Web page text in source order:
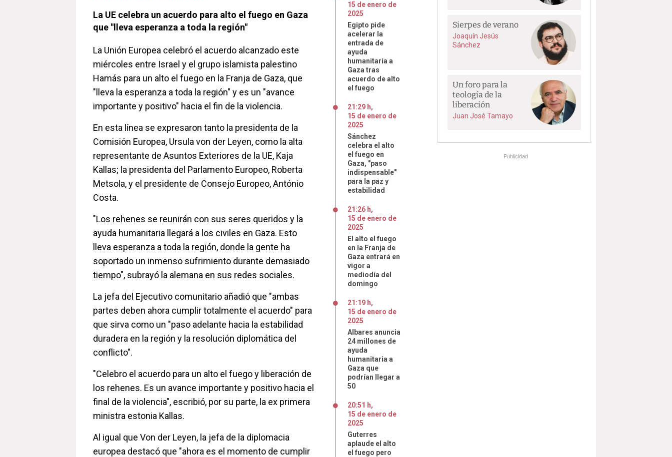
La UE celebra un acuerdo para alto el fuego en Gaza
que "lleva esperanza a toda la región"
La Unión Europea celebró el acuerdo alcanzado este
miércoles entre Israel y el grupo islamista palestino
Hamás para un alto el fuego en la Franja de Gaza, que
"lleva la esperanza a toda la región" y es un "avance
importante y positivo" hacia el fin de la violencia.
En esta línea se expresaron tanto la presidenta de la
Comisión Europea, Ursula von der Leyen, como la alta
representante de Asuntos Exteriores de la UE, Kaja
Kallas; la presidenta del Parlamento Europeo, Roberta
Metsola, y el presidente de Consejo Europeo, António
Costa.
"Los rehenes se reunirán con sus seres queridos y la
ayuda humanitaria llegará a los civiles en Gaza. Esto
lleva esperanza a toda la región, donde la gente ha
soportado un inmenso sufrimiento durante demasiado
tiempo", subrayó la alemana en sus redes sociales.
La jefa del Ejecutivo comunitario añadió que "ambas
partes deben ahora cumplir totalmente el acuerdo" para
que sirva como un "paso adelante hacia la estabilidad
duradera en la región y la resolución diplomática del
conflicto".
"Celebro el acuerdo para un alto el fuego y liberación de
los rehenes. Es un avance importante y positivo hacia el
final de la violencia", escribió, por su parte, la ex primera
ministra estonia Kallas.
Al igual que Von der Leyen, la jefa de la diplomacia
europea destacó que "ahora es el momento de cumplir
15 de enero de
2025
Egipto pide
acelerar la
entrada de
ayuda
humanitaria a
Gaza tras
acuerdo de alto
el fuego
21:29 h,
15 de enero de
2025
Sánchez
celebra el alto
el fuego en
Gaza, "paso
indispensable"
para la paz y
estabilidad
21:26 h,
15 de enero de
2025
El alto el fuego
en la Franja de
Gaza entrará en
vigor a
mediodía del
domingo
21:19 h,
15 de enero de
2025
Albares anuncia
24 millones de
ayuda
humanitaria a
Gaza que
podrían llegar a
50
20:51 h,
15 de enero de
2025
Guterres
aplaude el alto
el fuego pero
Sierpes de verano
Joaquín Jesús
Sánchez
Un foro para la
teología de la
liberación
Juan José Tamayo
Publicidad